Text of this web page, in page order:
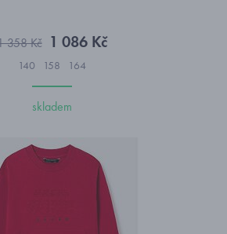
358 Kč 1 086 Kč
140 158 164
skladem